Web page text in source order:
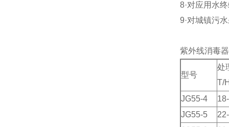
8·对应用水
9·对城镇污
紫外线消毒
型号
处
T/
JG55-4
JG55-5